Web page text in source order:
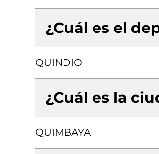
¿Cuál es el
QUINDIO
¿Cuál es la
QUIMBAYA